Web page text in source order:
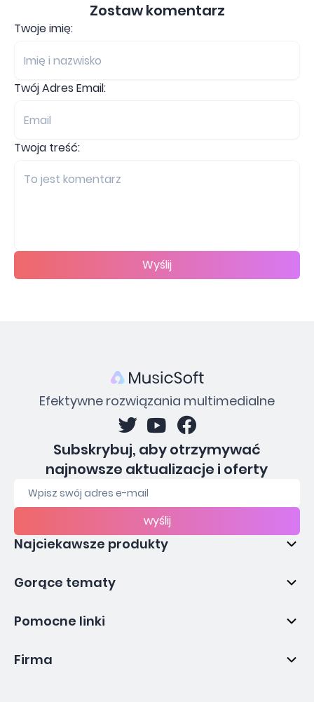
Zostaw komentarz
Twoje imię:
Twój Adres Email:
Twoja treść:
Wyślij
Efektywne rozwiązania multimedialne
Subskrybuj, aby otrzymywać
najnowsze aktualizacje i oferty
wyślij
Najciekawsze produkty
Gorące tematy
Pomocne linki
Firma